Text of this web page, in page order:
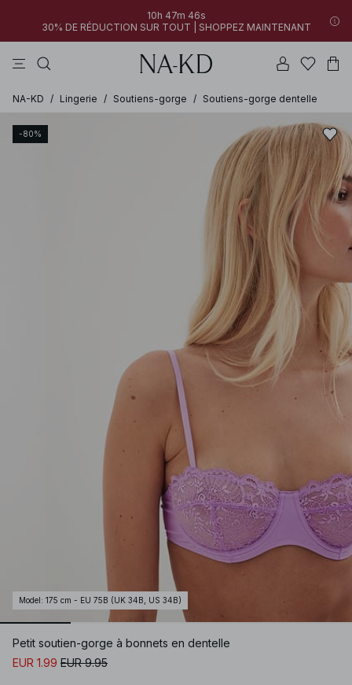
10h 47m 46s
30% DE RÉDUCTION SUR TOUT | SHOPPEZ MAINTENANT
NA-KD / Lingerie / Soutiens-gorge / Soutiens-gorge dentelle
-80%
Model : 175 cm - EU 75B (UK 34B, US 34B)
Petit soutien-gorge à bonnets en dentelle
EUR 1.99 EUR 9.95